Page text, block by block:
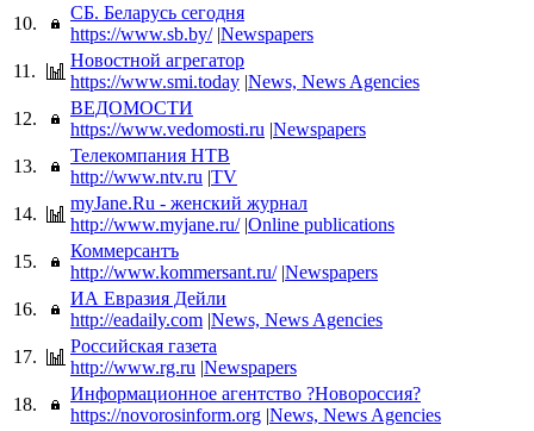
10.
СБ. Беларусь сегодня
https://www.sb.by/ |Newspapers
11.
Новостной агрегатор
https://www.smi.today |News, News Agencies
12.
ВЕДОМОСТИ
https://www.vedomosti.ru |Newspapers
13.
Телекомпания НТВ
http://www.ntv.ru |TV
14.
myJane.Ru - женский журнал
http://www.myjane.ru/ |Online publications
15.
Коммерсантъ
http://www.kommersant.ru/ |Newspapers
16.
ИА Евразия Дейли
http://eadaily.com |News, News Agencies
17.
Российская газета
http://www.rg.ru |Newspapers
18.
Информационное агентство ?Новороссия?
https://novorosinform.org |News, News Agencies